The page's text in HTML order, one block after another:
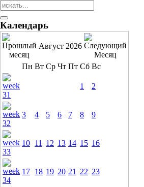
Календарь
Август 2026
Пн Вт Ср Чт Пт Сб Вс
1 2
3 4 5 6 7 8 9
10 11 12 13 14 15 16
17 18 19 20 21 22 23